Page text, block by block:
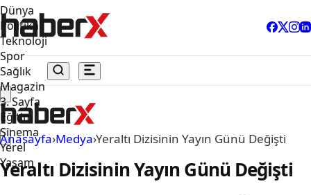
Dünya
Politika
Teknoloji
Spor
Sağlık
Magazin
3. Sayfa
Eğitim
Sinema
Yerel
Yaşam
Anasayfa›Medya›Yeraltı Dizisinin Yayın Günü Değişti
Yeraltı Dizisinin Yayın Günü Değişti